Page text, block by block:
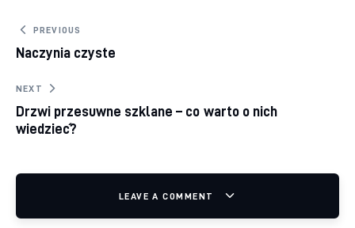
Nawigacja wpisu
PREVIOUS
Naczynia czyste
NEXT
Drzwi przesuwne szklane – co warto o nich
wiedzieć?
LEAVE A COMMENT